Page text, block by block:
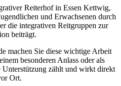
Reiterhof in Essen Kettwig,
und Erwachsenen durch
die integrativen Reitgruppen zur
beiträgt.
machen Sie diese wichtige Arbeit
besonderen Anlass oder als
Unterstützung zählt und wirkt direkt
Ort.